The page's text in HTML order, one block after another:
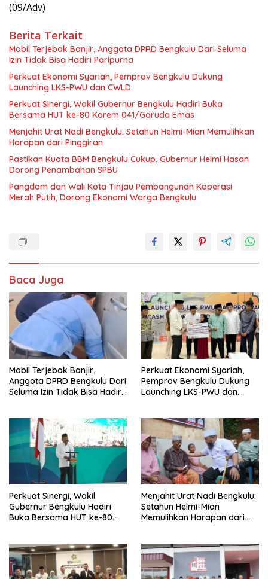
(09/Adv)
Berita Terkait
Mobil Terjebak Banjir, Anggota DPRD Bengkulu Dari Seluma
Izin Tidak Bisa Hadiri Paripurna
Perkuat Ekonomi Syariah, Pemprov Bengkulu Dukung
Launching LKS-PWU dan CWLD
Perkuat Sinergi, Wakil Gubernur Bengkulu Hadiri Buka
Bersama HUT ke-80 Korem 041/Garuda Emas
Menjahit Urat Nadi Bengkulu: Setahun Helmi-Mian Memulihkan
Harapan dari Pinggiran
Pastikan Kuota BBM Bengkulu Cukup, Gubernur Helmi Hasan
Dorong Penambahan SPBU
Pangdam dan Wali Kota Tinjau Pembangunan Koperasi
Merah Putih, Dorong Ekonomi Warga Bengkulu
Baca Juga
Mobil Terjebak Banjir,
Anggota DPRD Bengkulu Dari
Seluma Izin Tidak Bisa Hadiri
Perkuat Ekonomi Syariah,
Pemprov Bengkulu Dukung
Launching LKS-PWU dan
Perkuat Sinergi, Wakil
Gubernur Bengkulu Hadiri
Buka Bersama HUT ke-80
Menjahit Urat Nadi Bengkulu:
Setahun Helmi-Mian
Memulihkan Harapan dari